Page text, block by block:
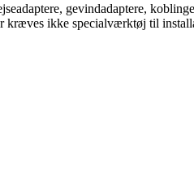
gevindadaptere,
ikke specialværktøj til